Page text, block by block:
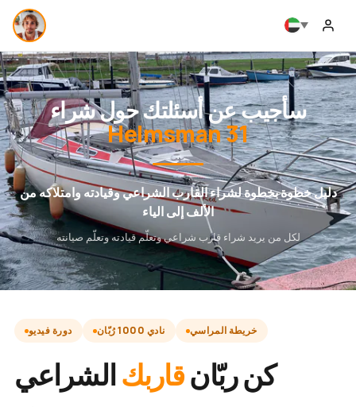
سأجيب عن أسئلتك حول شراء
Helmsman 31
دليل خطوة بخطوة لشراء القارب الشراعي وقيادته وامتلاكه من
الألف إلى الياء
لكل من يريد شراء قارب شراعي وتعلّم قيادته وتعلّم صيانته
دورة فيديو نادي 1000 رُبّان خريطة المراسي
كن ربّانقاربكالشراعي